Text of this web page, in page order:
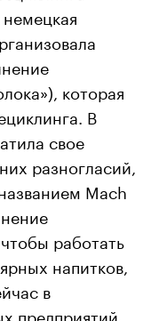
которая
В
свое
разногласий,
Mach
работать
напитков,
в
предприятий,